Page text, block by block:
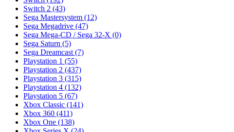
Switch 2 (43)
Sega Mastersystem (12)
Sega Megadrive (47)
Sega Mega-CD / Sega 32-X (0)
Sega Saturn (5)
Sega Dreamcast (7)
Playstation 1 (55)
Playstation 2 (437)
Playstation 3 (315)
Playstation 4 (132)
Playstation 5 (67)
Xbox Classic (141)
Xbox 360 (411)
Xbox One (138)